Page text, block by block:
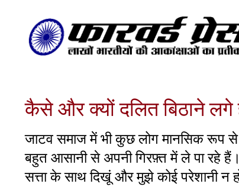
कैसे और क्यों दलित बिठाने लगे
जाटव समाज में भी कुछ लोग मानसिक रूप
बहुत आसानी से अपनी गिरफ़्त में ले पा रहे
सत्ता के साथ दिखूं और मुझे कोई परेशानी न